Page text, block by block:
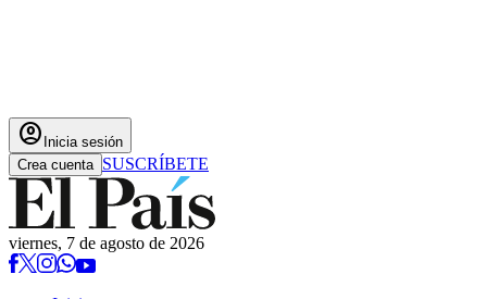
account_circle Inicia sesión
Crea cuenta SUSCRÍBETE
viernes, 7 de agosto de 2026